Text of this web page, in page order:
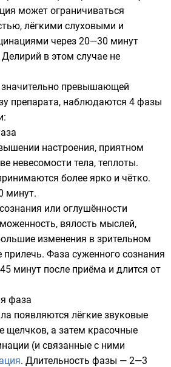
может ограничиваться
лёгкими слуховыми и
через 20—30 минут
в этом случае не
превышающей
препарата, наблюдаются 4 фазы
настроения, приятном
невесомости тела, теплоты.
более ярко и чётко.
минут.
или оглушённости
вялость мыслей,
изменения в зрительном
прилечь. Фаза суженного сознания
минут после приёма и длится от
фаза
появляются лёгкие звуковые
щелчков, а затем красочные
(и связанные с ними
. Длительность фазы — 2—3